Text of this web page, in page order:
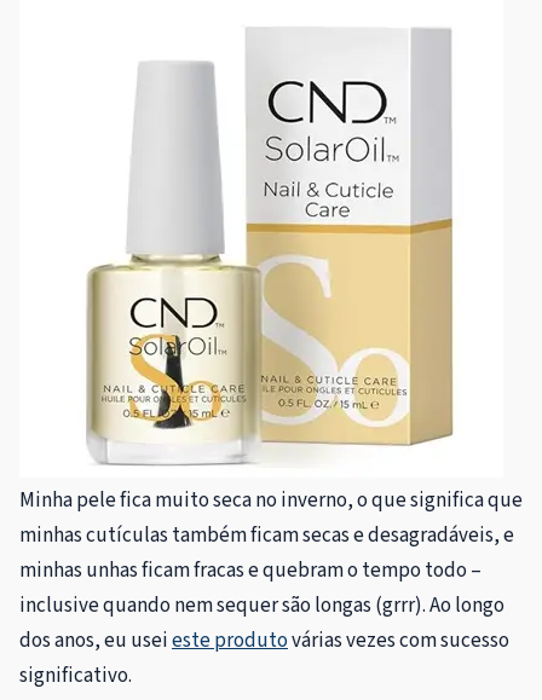
Minha pele fica muito seca no inverno, o que significa que
minhas cutículas também ficam secas e desagradáveis, e
minhas unhas ficam fracas e quebram o tempo todo –
inclusive quando nem sequer são longas (grrr). Ao longo
dos anos, eu useieste produtovárias vezes com sucesso
significativo.